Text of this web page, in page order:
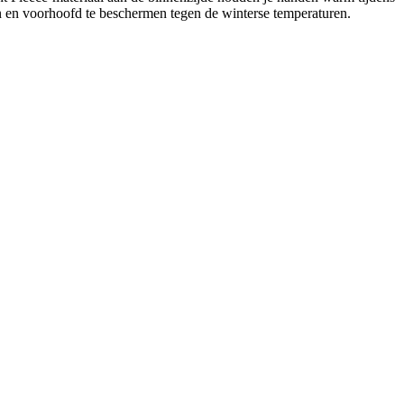
voorhoofd te beschermen tegen de winterse temperaturen.